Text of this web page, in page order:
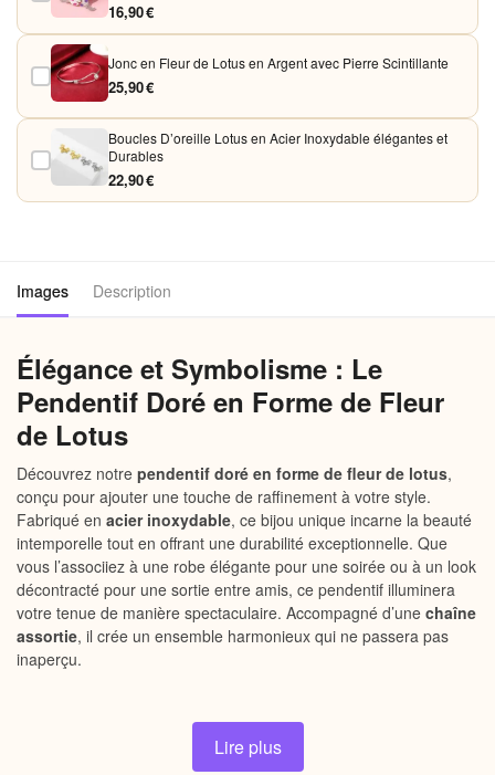
16,90 €
Jonc en Fleur de Lotus en Argent avec Pierre Scintillante
25,90 €
Boucles D’oreille Lotus en Acier Inoxydable élégantes et
Durables
22,90 €
Images Description
Élégance et Symbolisme : Le
Pendentif Doré en Forme de Fleur
de Lotus
Découvrez notre pendentif doré en forme de fleur de lotus,
conçu pour ajouter une touche de raffinement à votre style.
Fabriqué en acier inoxydable, ce bijou unique incarne la beauté
intemporelle tout en offrant une durabilité exceptionnelle. Que
vous l’associiez à une robe élégante pour une soirée ou à un look
décontracté pour une sortie entre amis, ce pendentif illuminera
votre tenue de manière spectaculaire. Accompagné d’une chaîne
assortie, il crée un ensemble harmonieux qui ne passera pas
inaperçu.
Lire plus